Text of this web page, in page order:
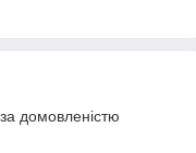
домовленістю